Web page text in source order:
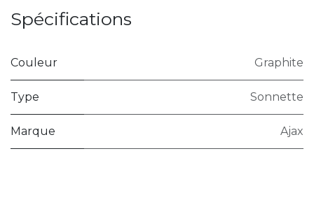
Spécifications
Couleur Graphite
Type Sonnette
Marque Ajax